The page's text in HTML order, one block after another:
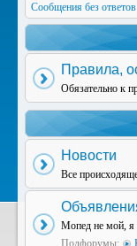
Сообщения без ответов
Правила,
Обязательно к
Новости
Все
Мопед не мой, я
Подфорумы: